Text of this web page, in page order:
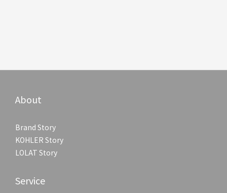
About
Brand Story
KOHLER Story
LOLAT Story
Service